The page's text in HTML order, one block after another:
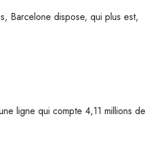
Barcelone dispose, qui plus est,
ligne qui compte 4,11 millions de